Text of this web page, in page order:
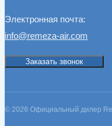
Электронная почта:
info@remeza-air.com
Заказать звонок
© 2026 Официальный дилер